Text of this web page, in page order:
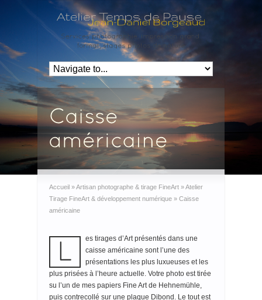
Accueil »Artisan photographe & tirage FineArt »Atelier
Tirage FineArt & développement numérique » Caisse
américaine
es tirages d’Art présentés dans une
caisse américaine sont l’une des
présentations les plus luxueuses et les
plus prisées à l’heure actuelle. Votre photo est tirée
su l’un de mes papiers Fine Art de Hehnemühle,
puis contrecollé sur une plaque Dibond. Le tout est